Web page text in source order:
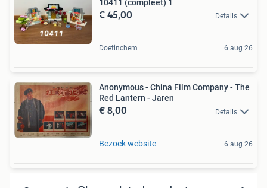
10411 (compleet) 1
€ 45,00 Details
Doetinchem 6 aug 26
Anonymous - China Film Company - The
Red Lantern - Jaren
€ 8,00 Details
Bezoek website 6 aug 26